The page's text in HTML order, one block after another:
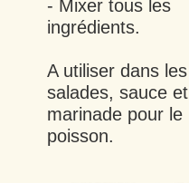
- Mixer tous les
ingrédients.
A utiliser dans les
salades, sauce et
marinade pour le
poisson.